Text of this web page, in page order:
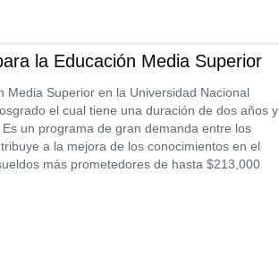
la Educación Media Superior
Superior en la Universidad Nacional
el cual tiene una duración de dos años y
un programa de gran demanda entre los
a la mejora de los conocimientos en el
más prometedores de hasta $213,000